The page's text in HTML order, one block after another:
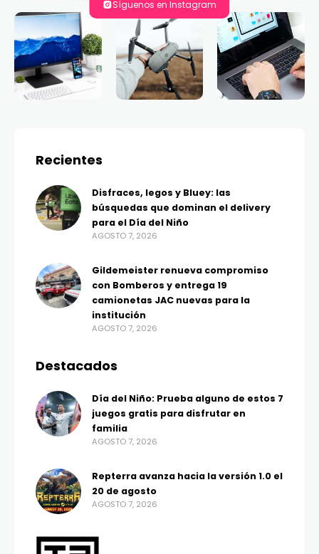
Síguenos en Instagram
Recientes
Disfraces, legos y Bluey: las
búsquedas que dominan el delivery
para el Día del Niño
AGOSTO 7, 2026
Gildemeister renueva compromiso
con Bomberos y entrega 19
camionetas JAC nuevas para la
institución
AGOSTO 7, 2026
Destacados
Día del Niño: Prueba alguno de estos 7
juegos gratis para disfrutar en
familia
AGOSTO 7, 2026
Repterra avanza hacia la versión 1.0 el
20 de agosto
AGOSTO 7, 2026